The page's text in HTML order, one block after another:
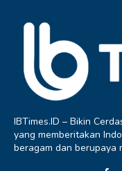
IBTimes.ID – Bikin
yang memberitakan
beragam dan berupaya